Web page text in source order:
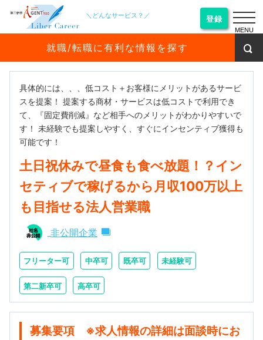
＼どんなサービス？／ 登録
就職/転職に有利な情報を探す
具体的には、、、低コスト＋お客様にメリットがあるサービ
スを提案！ 提案する商材・サービスは低コストで利用でき
て、『固定費削減』など相手へのメリットがわかりやすいで
す！ 未経験でも提案しやすく、すぐにインセンティブ獲得も
可能です！
土日祝休みで昼食も食べ放題！？イン
セティブで稼げるから月収100万以上
も目指せる法人営業職
非公開企業
フリーター可 中卒可 既卒可 未経験可
第二新卒可 高卒可
募集要項 ※求人情報の詳細は面談時にお
MENU